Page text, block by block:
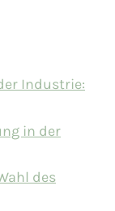
Industrie:
in der
des